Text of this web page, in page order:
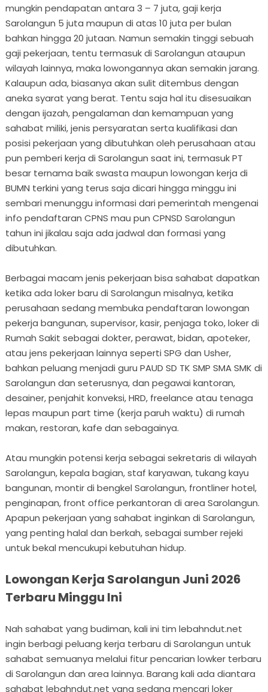
mungkin pendapatan antara 3 – 7 juta, gaji kerja
Sarolangun 5 juta maupun di atas 10 juta per bulan
bahkan hingga 20 jutaan. Namun semakin tinggi sebuah
gaji pekerjaan, tentu termasuk di Sarolangun ataupun
wilayah lainnya, maka lowongannya akan semakin jarang.
Kalaupun ada, biasanya akan sulit ditembus dengan
aneka syarat yang berat. Tentu saja hal itu disesuaikan
dengan ijazah, pengalaman dan kemampuan yang
sahabat miliki, jenis persyaratan serta kualifikasi dan
posisi pekerjaan yang dibutuhkan oleh perusahaan atau
pun pemberi kerja di Sarolangun saat ini, termasuk PT
besar ternama baik swasta maupun lowongan kerja di
BUMN terkini yang terus saja dicari hingga minggu ini
sembari menunggu informasi dari pemerintah mengenai
info pendaftaran CPNS mau pun CPNSD Sarolangun
tahun ini jikalau saja ada jadwal dan formasi yang
dibutuhkan.
Berbagai macam jenis pekerjaan bisa sahabat dapatkan
ketika ada loker baru di Sarolangun misalnya, ketika
perusahaan sedang membuka pendaftaran lowongan
pekerja bangunan, supervisor, kasir, penjaga toko, loker di
Rumah Sakit sebagai dokter, perawat, bidan, apoteker,
atau jens pekerjaan lainnya seperti SPG dan Usher,
bahkan peluang menjadi guru PAUD SD TK SMP SMA SMK di
Sarolangun dan seterusnya, dan pegawai kantoran,
desainer, penjahit konveksi, HRD, freelance atau tenaga
lepas maupun part time (kerja paruh waktu) di rumah
makan, restoran, kafe dan sebagainya.
Atau mungkin potensi kerja sebagai sekretaris di wilayah
Sarolangun, kepala bagian, staf karyawan, tukang kayu
bangunan, montir di bengkel Sarolangun, frontliner hotel,
penginapan, front office perkantoran di area Sarolangun.
Apapun pekerjaan yang sahabat inginkan di Sarolangun,
yang penting halal dan berkah, sebagai sumber rejeki
untuk bekal mencukupi kebutuhan hidup.
Lowongan Kerja Sarolangun Juni 2026
Terbaru Minggu Ini
Nah sahabat yang budiman, kali ini tim lebahndut.net
ingin berbagi peluang kerja terbaru di Sarolangun untuk
sahabat semuanya melalui fitur pencarian lowker terbaru
di Sarolangun dan area lainnya. Barang kali ada diantara
sahabat lebahndut.net yang sedang mencari loker